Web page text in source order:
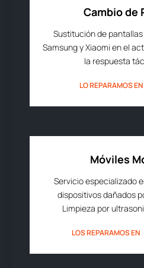
Cambio de
Sustitución de
Samsung y Xiaomi en el
la respuesta
LO REPARAMOS EN
Móviles
Servicio especializado
dispositivos dañados
Limpieza por
LOS REPARAMOS EN